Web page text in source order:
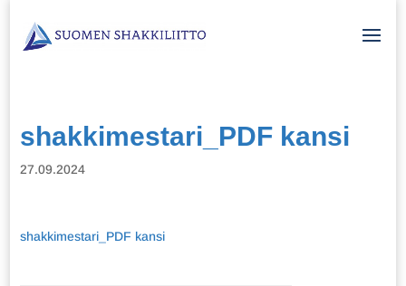
shakkimestari_PDF kansi
27.09.2024
shakkimestari_PDF kansi